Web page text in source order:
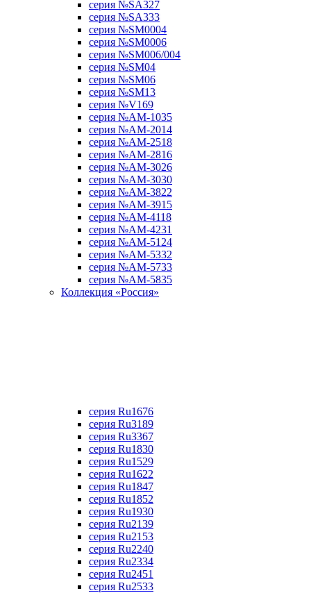
серия №SA327
серия №SA333
серия №SM0004
серия №SM0006
серия №SM006/004
серия №SM04
серия №SM06
серия №SM13
серия №V169
серия №АМ-1035
серия №АМ-2014
серия №АМ-2518
серия №АМ-2816
серия №АМ-3026
серия №АМ-3030
серия №АМ-3822
серия №АМ-3915
серия №АМ-4118
серия №АМ-4231
серия №АМ-5124
серия №АМ-5332
серия №АМ-5733
серия №АМ-5835
Коллекция «Россия»
серия Ru1676
серия Ru3189
серия Ru3367
cерия Ru1830
серия Ru1529
серия Ru1622
серия Ru1847
серия Ru1852
серия Ru1930
серия Ru2139
серия Ru2153
серия Ru2240
серия Ru2334
серия Ru2451
серия Ru2533